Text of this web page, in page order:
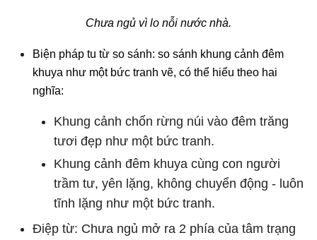
Chưa ngủ vì lo nỗi nước nhà.
Biện pháp tu từ so sánh: so sánh khung cảnh đêm
khuya như một bức tranh vẽ, có thể hiểu theo hai
nghĩa:
Khung cảnh chốn rừng núi vào đêm trăng
tươi đẹp như một bức tranh.
Khung cảnh đêm khuya cùng con người
trầm tư, yên lặng, không chuyển động - luôn
tĩnh lặng như một bức tranh.
Điệp từ: Chưa ngủ mở ra 2 phía của tâm trạng